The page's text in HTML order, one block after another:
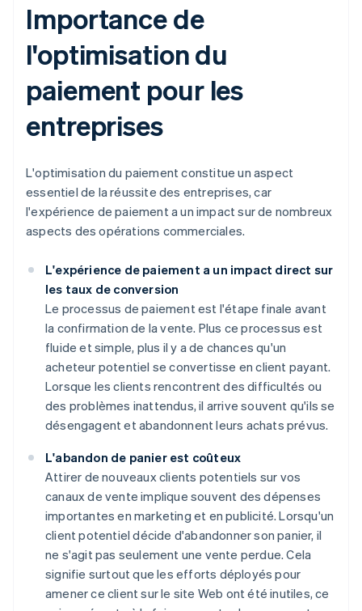
Importance de
l'optimisation du
paiement pour les
entreprises
L'optimisation du paiement constitue un aspect
essentiel de la réussite des entreprises, car
l'expérience de paiement a un impact sur de nombreux
aspects des opérations commerciales.
L'expérience de paiement a un impact direct sur
les taux de conversion
Le processus de paiement est l'étape finale avant
la confirmation de la vente. Plus ce processus est
fluide et simple, plus il y a de chances qu'un
acheteur potentiel se convertisse en client payant.
Lorsque les clients rencontrent des difficultés ou
des problèmes inattendus, il arrive souvent qu'ils se
désengagent et abandonnent leurs achats prévus.
L'abandon de panier est coûteux
Attirer de nouveaux clients potentiels sur vos
canaux de vente implique souvent des dépenses
importantes en marketing et en publicité. Lorsqu'un
client potentiel décide d'abandonner son panier, il
ne s'agit pas seulement une vente perdue. Cela
signifie surtout que les efforts déployés pour
amener ce client sur le site Web ont été inutiles, ce